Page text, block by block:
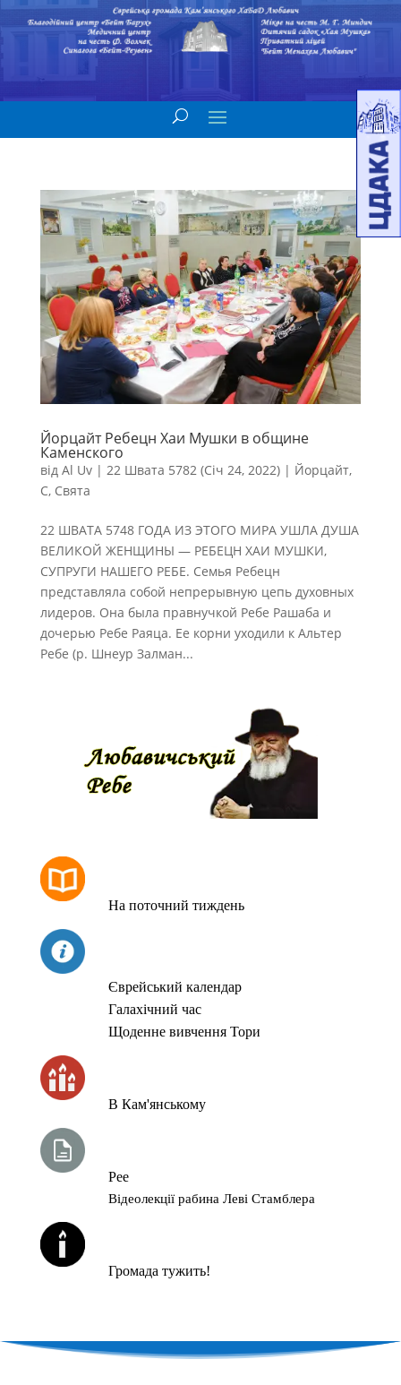
Йорцайт Ребецн Хаи Мушки в общине
Каменского
від Al Uv| 22 Швата 5782 (Січ 24, 2022)| Йорцайт,
С, Свята
22 ШВАТА 5748 ГОДА ИЗ ЭТОГО МИРА УШЛА ДУША
ВЕЛИКОЙ ЖЕНЩИНЫ — РЕБЕЦН ХАИ МУШКИ,
СУПРУГИ НАШЕГО РЕБЕ. Семья Ребецн
представляла собой непрерывную цепь духовных
лидеров. Она была правнучкой Ребе Рашаба и
дочерью Ребе Раяца. Ее корни уходили к Альтер
Ребе (р. Шнеур Залман...
На поточний тиждень
Єврейський календар
Галахічний час
Щоденне вивчення Тори
В Кам'янському
Рее
Відеолекції рабина Леві Стамблера
Громада тужить!